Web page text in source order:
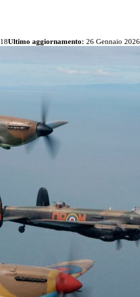
Ultimo aggiornamento: 26 Gennaio 2026